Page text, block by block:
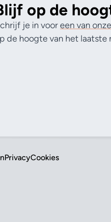
op de
je in vooreen van
de hoogte van het laatste
PrivacyCookies